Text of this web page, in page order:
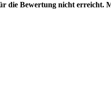
die Bewertung nicht